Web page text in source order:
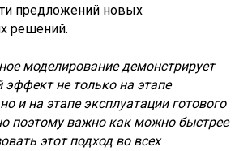
предложений новых
решений.
моделирование демонстрирует
не только на этапе
и на этапе эксплуатации готового
поэтому важно как можно быстрее
этот подход во всех